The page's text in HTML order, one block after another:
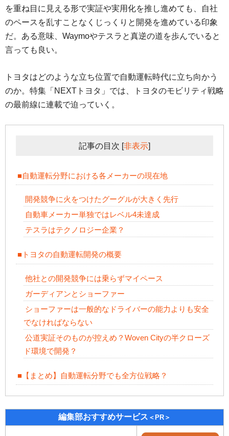
を重ね目に見える形で実証や実用化を推し進めても、自社
のペースを乱すことなくじっくりと開発を進めている印象
だ。ある意味、Waymoやテスラと真逆の道を歩んでいると
言っても良い。
トヨタはどのような立ち位置で自動運転時代に立ち向かう
のか。特集「NEXTトヨタ」では、トヨタのモビリティ戦略
の最前線に連載で迫っていく。
記事の目次 [非表示]
■自動運転分野における各メーカーの現在地
開発競争に火をつけたグーグルが大きく先行
自動車メーカー単独ではレベル4未達成
テスラはテクノロジー企業？
■トヨタの自動運転開発の概要
他社との開発競争には乗らずマイペース
ガーディアンとショーファー
ショーファーは一般的なドライバーの能力よりも安全
でなければならない
公道実証そのものが控えめ？Woven Cityの半クローズ
ド環境で開発？
■【まとめ】自動運転分野でも全方位戦略？
編集部おすすめサービス ＜PR＞